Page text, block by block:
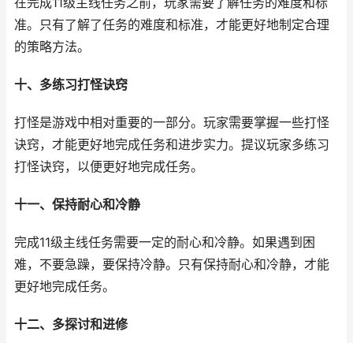
准。只有了解了任务的难度和标准，才能更好地制定合理
的策略方法。
十、多练习打怪诀窍
打怪是游戏中相对重要的一部分。玩家需要掌握一些打怪
诀窍，才能更好地完成任务和进步实力。提议玩家多练习
打怪诀窍，以便更好地完成任务。
十一、保持耐心和冷静
完成11级主线任务需要一定的耐心和冷静。如果遇到困
难，不要急躁，要保持冷静。只有保持耐心和冷静，才能
更好地完成任务。
十二、多探讨和进修